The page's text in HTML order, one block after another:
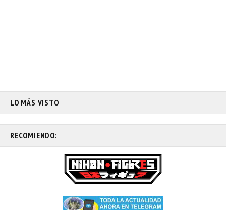
LO MÁS VISTO
RECOMIENDO: